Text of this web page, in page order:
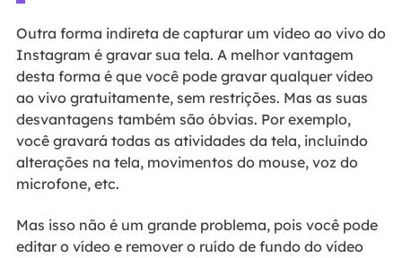
Outra forma indireta de capturar um vídeo ao vivo do
Instagram é gravar sua tela. A melhor vantagem
desta forma é que você pode gravar qualquer vídeo
ao vivo gratuitamente, sem restrições. Mas as suas
desvantagens também são óbvias. Por exemplo,
você gravará todas as atividades da tela, incluindo
alterações na tela, movimentos do mouse, voz do
microfone, etc.
Mas isso não é um grande problema, pois você pode
editar o vídeo e remover o ruído de fundo do vídeo